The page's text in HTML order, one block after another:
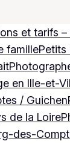
et tarifs –
famillePetits
en Ille-et-
/ Guichen
de la Loire
des-